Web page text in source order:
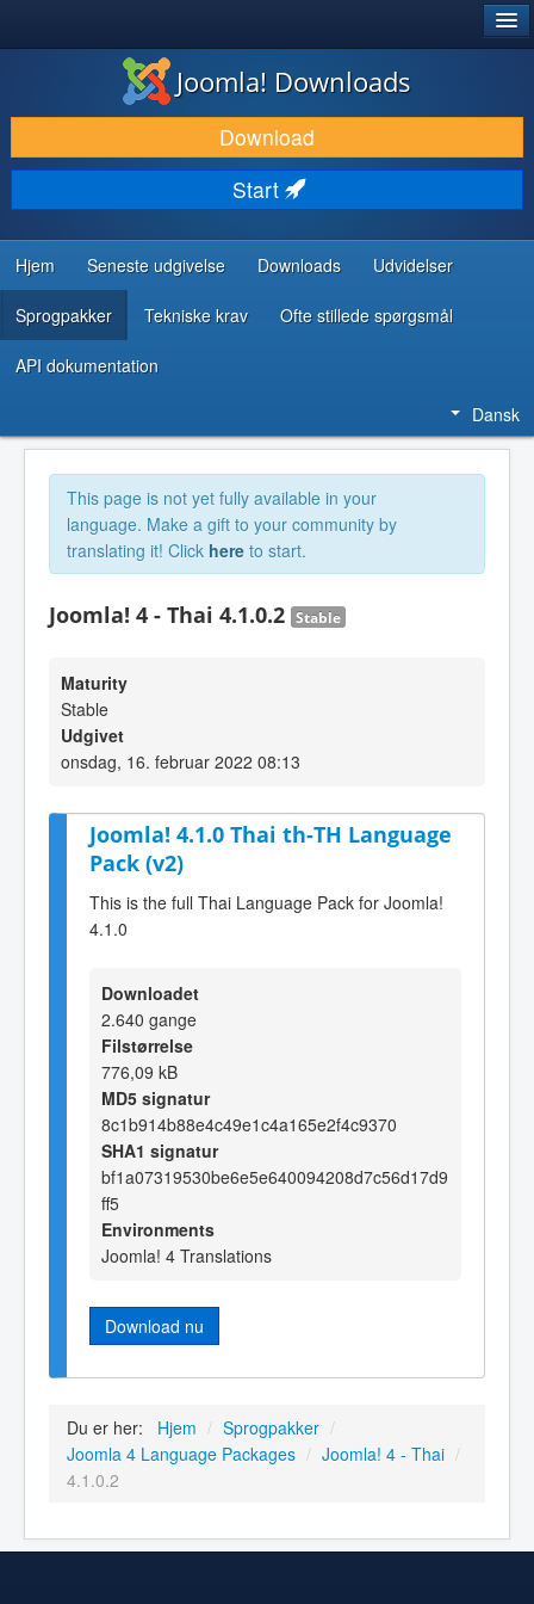
DOWNLOAD & UDVID
OPDAG & LÆR
FÆLLESSKABET & SUPPORT
UDVIKLERRESSOURCER
Joomla! Downloads
Download
Start
Hjem Seneste udgivelse Downloads Udvidelser
Sprogpakker Tekniske krav Ofte stillede spørgsmål
API dokumentation
Dansk
This page is not yet fully available in your
language. Make a gift to your community by
translating it! Click here to start.
Joomla! 4 - Thai 4.1.0.2 Stable
Maturity
Stable
Udgivet
onsdag, 16. februar 2022 08:13
Joomla! 4.1.0 Thai th-TH Language
Pack (v2)
This is the full Thai Language Pack for Joomla!
4.1.0
Downloadet
2.640 gange
Filstørrelse
776,09 kB
MD5 signatur
8c1b914b88e4c49e1c4a165e2f4c9370
SHA1 signatur
bf1a07319530be6e5e640094208d7c56d17d9
ff5
Environments
Joomla! 4 Translations
Download nu
Du er her: Hjem / Sprogpakker /
Joomla 4 Language Packages / Joomla! 4 - Thai /
4.1.0.2